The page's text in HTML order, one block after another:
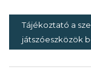
Tájékoztató a
játszóeszközök